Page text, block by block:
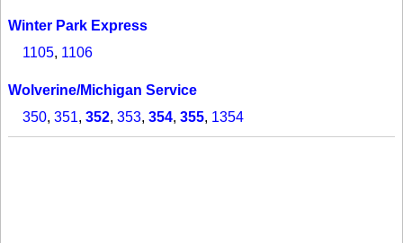
Winter Park Express
1105, 1106
Wolverine/Michigan Service
350, 351, 352, 353, 354, 355, 1354